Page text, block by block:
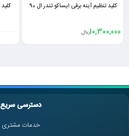
کلید تنظیم آینه برقی ایساکو تندر ال 90
10,300,000ریال
دسترسی سریع
خدمات مشتری